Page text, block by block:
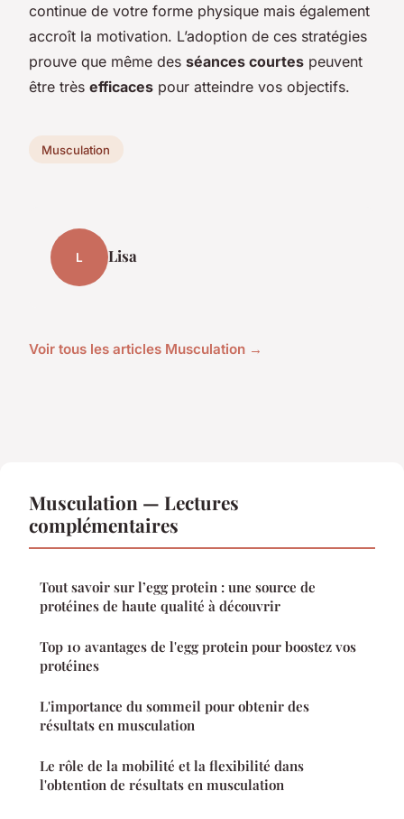
continue de votre forme physique mais également
accroît la motivation. L’adoption de ces stratégies
prouve que même des séances courtes peuvent
être très efficaces pour atteindre vos objectifs.
Musculation
L Lisa
Voir tous les articles Musculation →
Musculation — Lectures
complémentaires
Tout savoir sur l’egg protein : une source de
protéines de haute qualité à découvrir
Top 10 avantages de l'egg protein pour boostez vos
protéines
L'importance du sommeil pour obtenir des
résultats en musculation
Le rôle de la mobilité et la flexibilité dans
l'obtention de résultats en musculation